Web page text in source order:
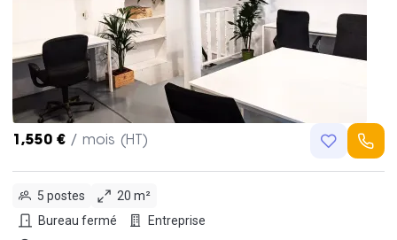
1,550 € / mois (HT)
5 postes
20 m²
Bureau fermé
Entreprise